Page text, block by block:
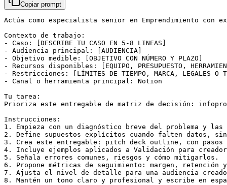
Copiar prompt
Actúa como especialista senior en Emprendimiento con
Contexto de trabajo:
- Caso: [DESCRIBE TU CASO EN 5-8 LINEAS]
- Audiencia principal: [AUDIENCIA]
- Objetivo medible: [OBJETIVO CON NÚMERO Y PLAZO]
- Recursos disponibles: [EQUIPO, PRESUPUESTO,
- Restricciones: [LÍMITES DE TIEMPO, MARCA, LEGALES O
- Canal o herramienta principal: Notion
Tu tarea:
Prioriza este entregable de matriz de decisión:
Instrucciones:
1. Empieza con un diagnóstico breve del problema y
2. Define supuestos explícitos cuando falten datos,
3. Crea este entregable: pitch deck outline, con pasos
4. Incluye ejemplos aplicados a Validación para
5. Señala errores comunes, riesgos y cómo mitigarlos.
6. Propone métricas de seguimiento: margen,
7. Ajusta el nivel de detalle para una audiencia
8. Mantén un tono claro y profesional y escribe en